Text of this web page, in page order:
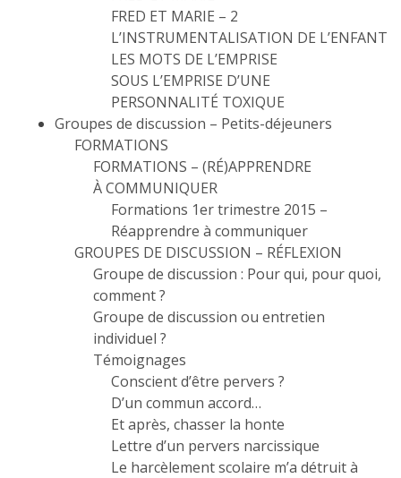
FRED ET MARIE – 2
L’INSTRUMENTALISATION DE L’ENFANT
LES MOTS DE L’EMPRISE
SOUS L’EMPRISE D’UNE
PERSONNALITÉ TOXIQUE
Groupes de discussion – Petits-déjeuners
FORMATIONS
FORMATIONS – (RÉ)APPRENDRE
À COMMUNIQUER
Formations 1er trimestre 2015 –
Réapprendre à communiquer
GROUPES DE DISCUSSION – RÉFLEXION
Groupe de discussion : Pour qui, pour quoi,
comment ?
Groupe de discussion ou entretien
individuel ?
Témoignages
Conscient d’être pervers ?
D’un commun accord…
Et après, chasser la honte
Lettre d’un pervers narcissique
Le harcèlement scolaire m’a détruit à